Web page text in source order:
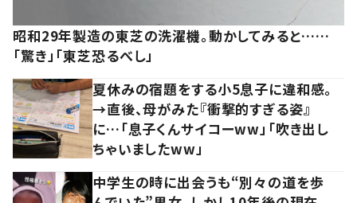
昭和29年製造の東芝の洗濯機。動かしてみると……
「驚き」「東芝恐るべし」
夏休みの宿題をする小5息子に違和感。
→直後、母がみた『衝撃的すぎる姿』
に…「息子くんサイコーww」「吹き出し
ちゃいましたww」
中学生の時に出会うも“別々の道を歩